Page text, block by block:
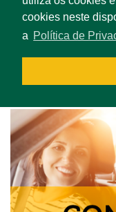
cookies neste
a Política de
FAQ